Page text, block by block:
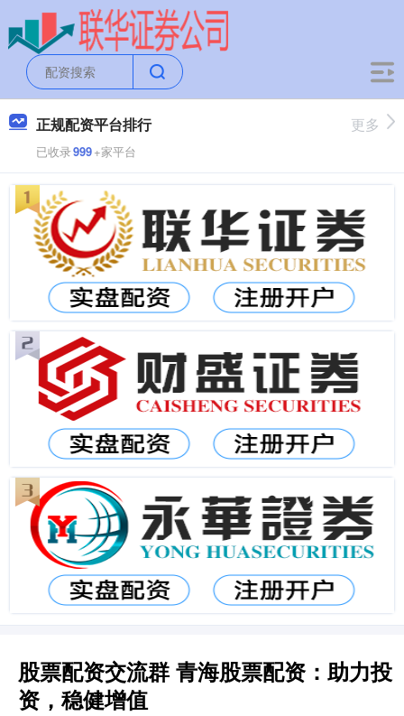
正规配资平台排行
已收录999+家平台
更多
股票配资交流群 青海股票配资：助力投
资，稳健增值